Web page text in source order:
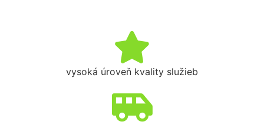
vysoká úroveň kvality služieb